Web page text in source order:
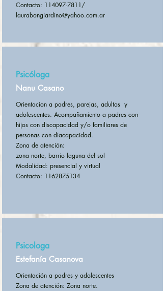
Contacto: 114097-7811/
laurabongiardino@yahoo.com.ar
Psicóloga
Nanu Casano
Orientacion a padres, parejas, adultos y
adolescentes. Acompañamiento a padres con
hijos con discapacidad y/o familiares de
personas con diacapacidad.
Zona de atención:
zona norte, barrio laguna del sol
Modalidad: presencial y virtual
Contacto: 1162875134
Psicologa
Estefanía Casanova
Orientación a padres y adolescentes
Zona de atención: Zona norte.